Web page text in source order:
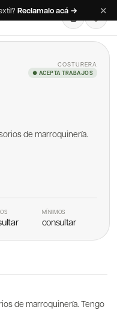
Reclamalo acá → ✕
COSTURERA
● ACEPTA TRABAJOS
de marroquinería.
MÍNIMOS
consultar
de marroquinería. Tengo